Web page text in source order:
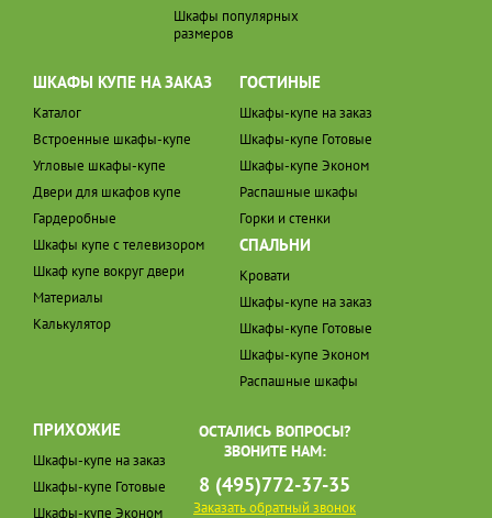
Шкафы популярных
размеров
ШКАФЫ КУПЕ НА ЗАКАЗ
Каталог
Встроенные шкафы-купе
Угловые шкафы-купе
Двери для шкафов купе
Гардеробные
Шкафы купе с телевизором
Шкаф купе вокруг двери
Материалы
Калькулятор
ГОСТИНЫЕ
Шкафы-купе на заказ
Шкафы-купе Готовые
Шкафы-купе Эконом
Распашные шкафы
Горки и стенки
СПАЛЬНИ
Кровати
Шкафы-купе на заказ
Шкафы-купе Готовые
Шкафы-купе Эконом
Распашные шкафы
ПРИХОЖИЕ
Шкафы-купе на заказ
Шкафы-купе Готовые
Шкафы-купе Эконом
ОСТАЛИСЬ ВОПРОСЫ?
ЗВОНИТЕ НАМ:
8 (495)772-37-35
Заказать обратный звонок